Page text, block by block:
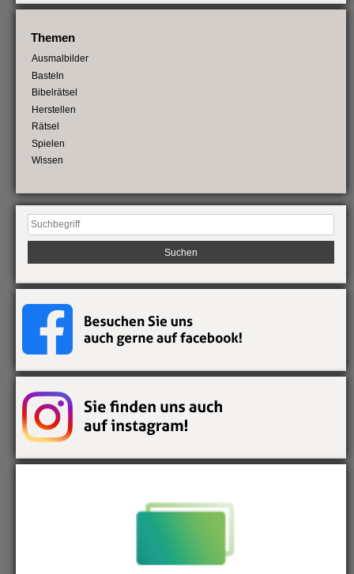
Themen
Ausmalbilder
Basteln
Bibelrätsel
Herstellen
Rätsel
Spielen
Wissen
Suchen
nach: